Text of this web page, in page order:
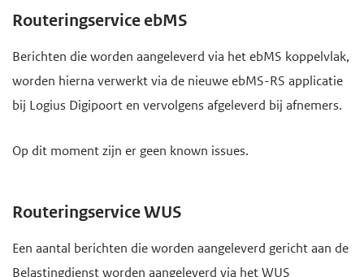
Routeringservice ebMS
Berichten die worden aangeleverd via het ebMS koppelvlak,
worden hierna verwerkt via de nieuwe ebMS-RS applicatie
bij Logius Digipoort en vervolgens afgeleverd bij afnemers.
Op dit moment zijn er geen known issues.
Routeringservice WUS
Een aantal berichten die worden aangeleverd gericht aan de
Belastingdienst worden aangeleverd via het WUS